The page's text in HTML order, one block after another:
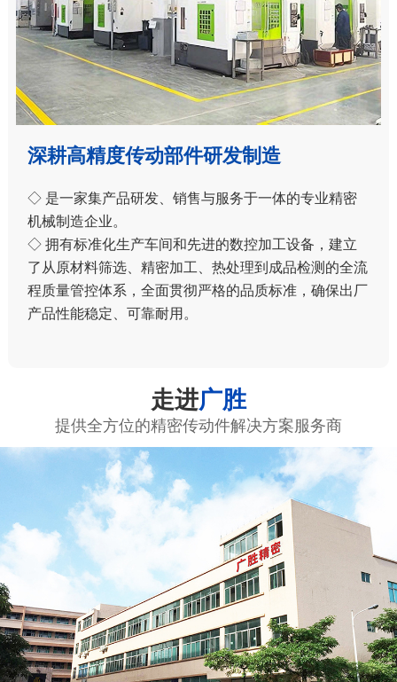
深耕高精度传动部件研发制造
◇ 是一家集产品研发、销售与服务于一体的专业精密
机械制造企业。
◇ 拥有标准化生产车间和先进的数控加工设备，建立
了从原材料筛选、精密加工、热处理到成品检测的全流
程质量管控体系，全面贯彻严格的品质标准，确保出厂
产品性能稳定、可靠耐用。
走进广胜
提供全方位的精密传动件解决方案服务商